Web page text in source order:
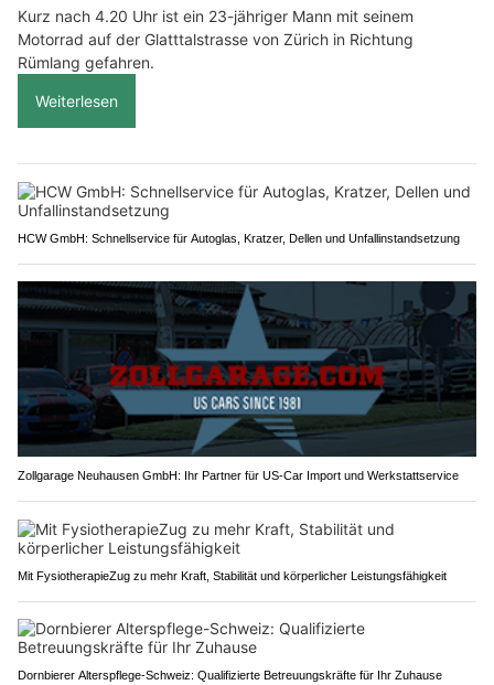
Kurz nach 4.20 Uhr ist ein 23-jähriger Mann mit seinem
Motorrad auf der Glatttalstrasse von Zürich in Richtung
Rümlang gefahren.
Weiterlesen
HCW GmbH: Schnellservice für Autoglas, Kratzer, Dellen und Unfallinstandsetzung
Zollgarage Neuhausen GmbH: Ihr Partner für US-Car Import und Werkstattservice
Mit FysiotherapieZug zu mehr Kraft, Stabilität und körperlicher Leistungsfähigkeit
Dornbierer Alterspflege-Schweiz: Qualifizierte Betreuungskräfte für Ihr Zuhause